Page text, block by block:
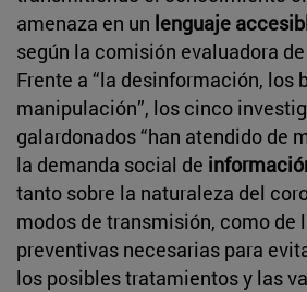
amenaza en un lenguaje
según la comisión evaluadora
Frente a “la desinformación, los
manipulación”, los cinco
galardonados “han atendido de
la demanda social de
tanto sobre la naturaleza del
modos de transmisión, como de
preventivas necesarias para
los posibles tratamientos y las